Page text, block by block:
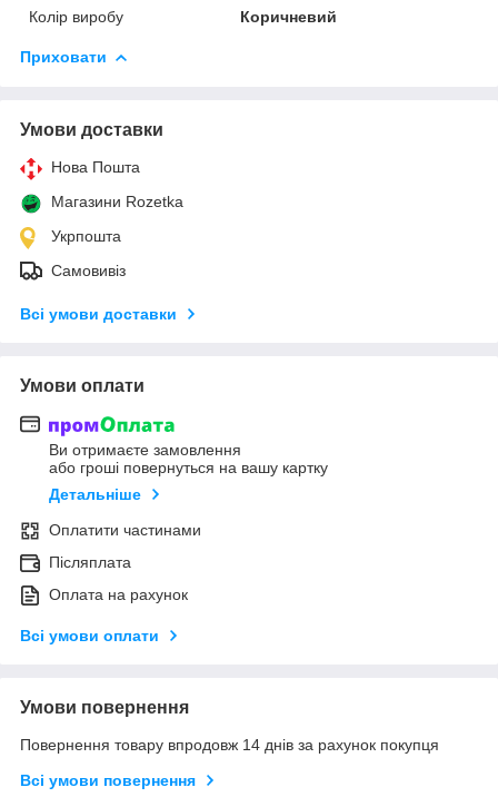
Колір виробу
Коричневий
Приховати
Умови доставки
Нова Пошта
Магазини Rozetka
Укрпошта
Самовивіз
Всі умови доставки
Умови оплати
Ви отримаєте замовлення
або гроші повернуться на вашу картку
Детальніше
Оплатити частинами
Післяплата
Оплата на рахунок
Всі умови оплати
Умови повернення
Повернення товару впродовж 14 днів за рахунок покупця
Всі умови повернення